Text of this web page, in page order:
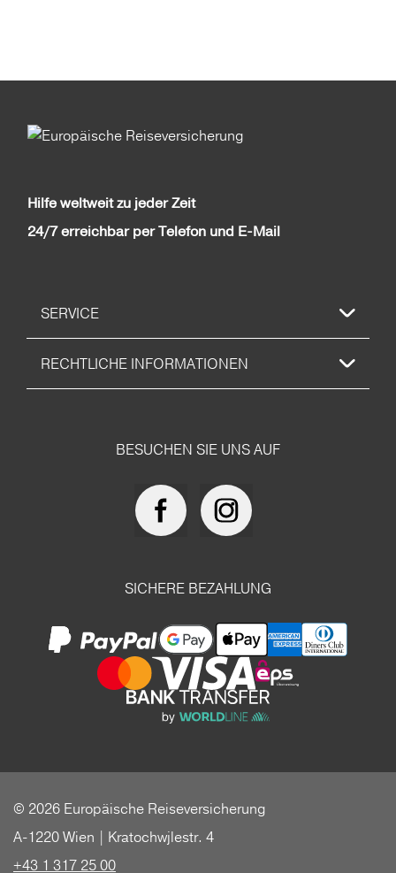
Hilfe weltweit zu jeder Zeit
24/7 erreichbar per Telefon und E-Mail
SERVICE
RECHTLICHE INFORMATIONEN
BESUCHEN SIE UNS AUF
SICHERE BEZAHLUNG
© 2026 Europäische Reiseversicherung
A-1220 Wien | Kratochwjlestr. 4
+43 1 317 25 00